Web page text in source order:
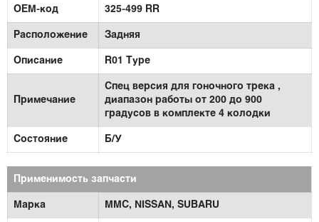
OEM-код 325-499 RR
Расположение Задняя
Описание R01 Type
Примечание
Спец версия для гоночного трека ,
диапазон работы от 200 до 900
градусов в комплекте 4 колодки
Состояние Б/У
Применимость запчасти
Марка MMC, NISSAN, SUBARU